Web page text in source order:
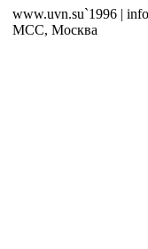
www.uvn.su`1996 |
MCC, Москва